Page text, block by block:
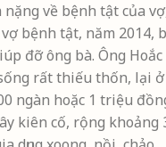
về bệnh tật của
bệnh tật, năm 2014,
đỡ ông bà. Ông
rất thiếu thốn, lại
ngàn hoặc 1 triệu
kiên cố, rộng